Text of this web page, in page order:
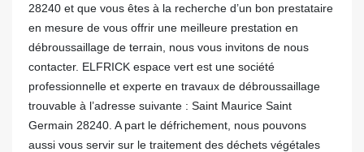
28240 et que vous êtes à la recherche d’un bon prestataire
en mesure de vous offrir une meilleure prestation en
débroussaillage de terrain, nous vous invitons de nous
contacter. ELFRICK espace vert est une société
professionnelle et experte en travaux de débroussaillage
trouvable à l’adresse suivante : Saint Maurice Saint
Germain 28240. A part le défrichement, nous pouvons
aussi vous servir sur le traitement des déchets végétales